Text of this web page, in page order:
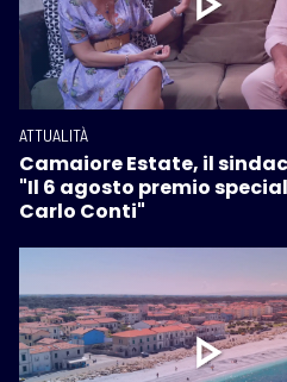
ATTUALITÀ
Camaiore Estate, il
"Il 6 agosto premio
Carlo Conti"